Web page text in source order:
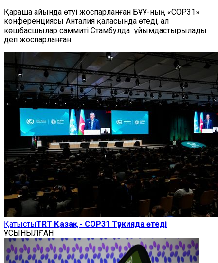
Қараша айында өтуі жоспарланған БҰҰ-ның «COP31»
конференциясы Анталия қаласында өтеді, ал
көшбасшылар саммиті Стамбулда ұйымдастырылады
деп жоспарланған.
ҚатыстыTRT Қазақ - COP31 Түркияда өтеді
ҰСЫНЫЛҒАН